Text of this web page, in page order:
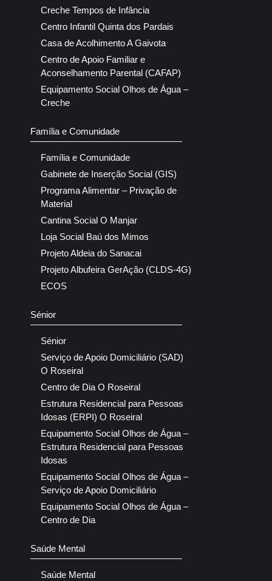
Creche Tempos de Infância
Centro Infantil Quinta dos Pardais
Casa de Acolhimento A Gaivota
Centro de Apoio Familiar e
Aconselhamento Parental (CAFAP)
Equipamento Social Olhos de Água –
Creche
Família e Comunidade
Família e Comunidade
Gabinete de Inserção Social (GIS)
Programa Alimentar – Privação de
Material
Cantina Social O Manjar
Loja Social Baú dos Mimos
Projeto Aldeia do Sanacai
Projeto Albufeira GerAção (CLDS-4G)
ECOS
Sénior
Sénior
Serviço de Apoio Domiciliário (SAD)
O Roseiral
Centro de Dia O Roseiral
Estrutura Residencial para Pessoas
Idosas (ERPI) O Roseiral
Equipamento Social Olhos de Água –
Estrutura Residencial para Pessoas
Idosas
Equipamento Social Olhos de Água –
Serviço de Apoio Domiciliário
Equipamento Social Olhos de Água –
Centro de Dia
Saúde Mental
Saúde Mental